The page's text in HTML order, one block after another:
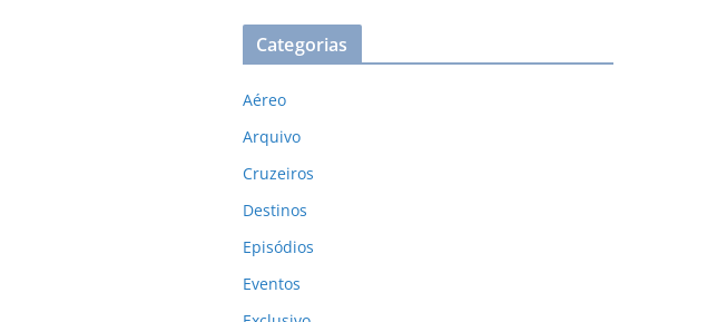
Categorias
Aéreo
Arquivo
Cruzeiros
Destinos
Episódios
Eventos